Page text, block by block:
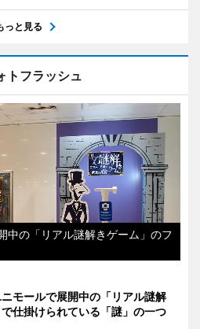
っと見る
トフラッシュ
中の「リアル謎解きゲーム」のフ
モールで展開中の「リアル謎解
仕掛けられている「謎」の一つ